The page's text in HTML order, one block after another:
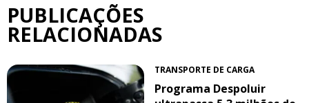
PUBLICAÇÕES
RELACIONADAS
TRANSPORTE DE CARGA
Programa Despoluir